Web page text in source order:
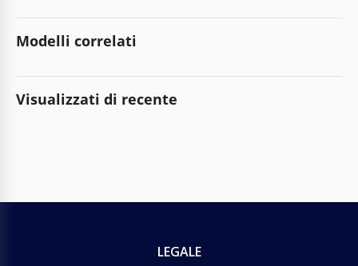
Modelli correlati
Visualizzati di recente
LEGALE